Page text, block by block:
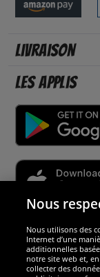
Livraison
Les applis
Sécurité
Nous
Nous utilisons des
Internet d’une
additionnelles
notre site web et,
collecter des